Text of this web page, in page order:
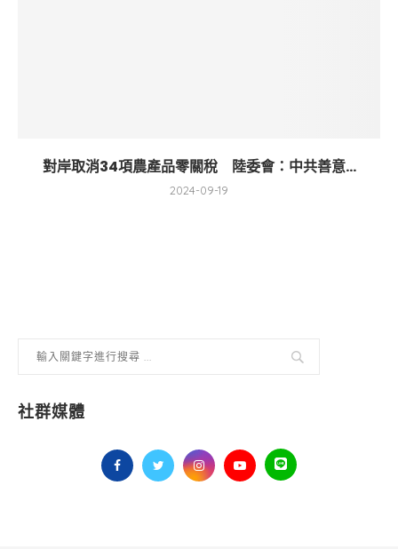
對岸取消34項農產品零關稅 陸委會：中共善意...
2024-09-19
社群媒體